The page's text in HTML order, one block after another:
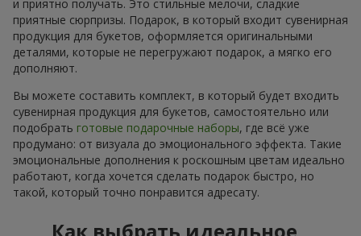
и приятно получать. Это стильные мелочи, сладкие
приятные сюрпризы. Подарок, в который входит сувенирная
продукция для букетов, оформляется оригинальными
деталями, которые не перегружают подарок, а мягко его
дополняют.
Вы можете составить комплект, в который будет входить
сувенирная продукция для букетов, самостоятельно или
подобрать готовые подарочные наборы, где всё уже
продумано: от визуала до эмоционального эффекта. Такие
эмоциональные дополнения к роскошным цветам идеально
работают, когда хочется сделать подарок быстро, но
такой, который точно понравится адресату.